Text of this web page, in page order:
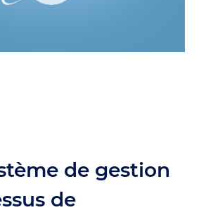
de gestion
de